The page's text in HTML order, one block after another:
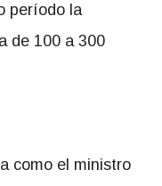
período la
de 100 a 300
como el ministro